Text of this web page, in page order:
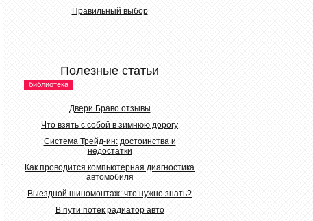
Правильный выбор
Полезные статьи
библиотека
Двери Браво отзывы
Что взять с собой в зимнюю дорогу
Система Трейд-ин: достоинства и
недостатки
Как проводится компьютерная диагностика
автомобиля
Выездной шиномонтаж: что нужно знать?
В пути потек радиатор авто